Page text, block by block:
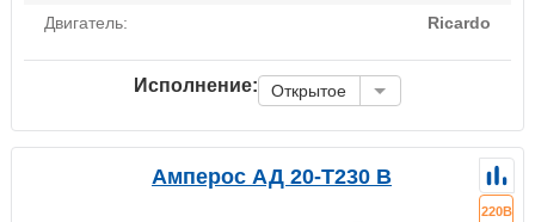
Двигатель:
Ricardo
Исполнение: Открытое
Амперос АД 20-Т230 B
220В